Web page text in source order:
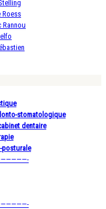
Roess
Rannou
stomatologique
dentaire
posturale